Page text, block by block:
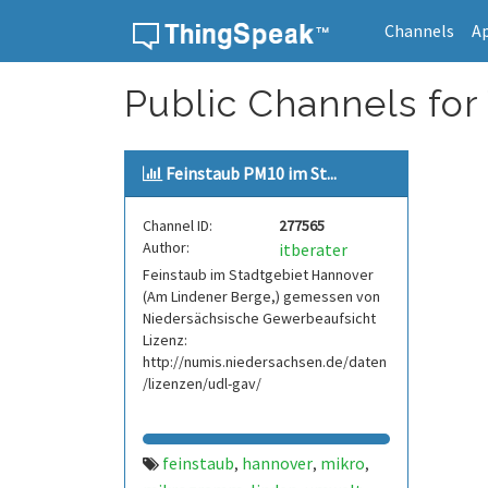
Channels
Public Channels for
Feinstaub PM10 im St...
Channel ID:
277565
Author:
itberater
Feinstaub im Stadtgebiet Hannover
(Am Lindener Berge,) gemessen von
Niedersächsische Gewerbeaufsicht
Lizenz:
http://numis.niedersachsen.de/daten
/lizenzen/udl-gav/
feinstaub, hannover, mikro,